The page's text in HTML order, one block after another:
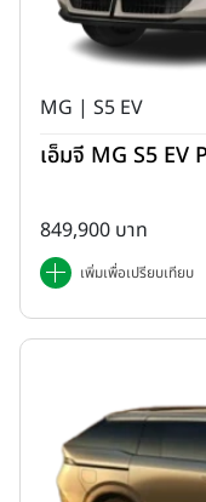
ปัจจุบัน Land Cruiser
เป็นรุ่นเรือธง (ปัจจุ
รุ่น Heavy-Duty ที่มี
ฐานะรถยนต์อเนกป
MG | S5 EV
เอ็มจี MG S5 EV
849,900 บาท
เพิ่มเพื่อเปรียบเทียบ